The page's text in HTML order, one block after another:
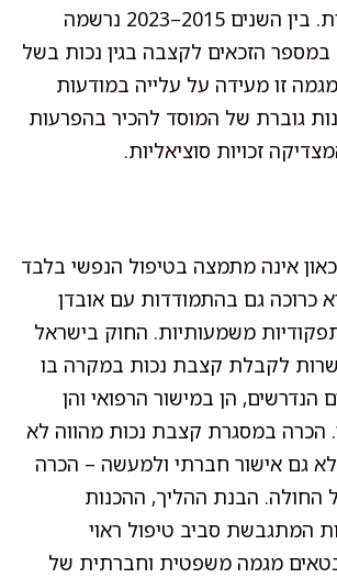
ההפרעות הנפשיות. בין השנים 2015–2023 נרשמה
עלייה של כ-40% במספר הזכאים לקצבה בגין נכות בשל
זו מעידה על עלייה במודעות
גוברת של המוסד להכיר בהפרעות
זכויות סוציאליות.
אינה מתמצה בטיפול הנפשי בלבד
כרוכה גם בהתמודדות עם אובדן
משמעותיות. החוק בישראל
לקבלת קצבת נכות במקרה בו
הנדרשים, הן במישור הרפואי והן
הכרה במסגרת קצבת נכות מהווה לא
גם אישור חברתי ולמעשה – הכרה
החולה. הבנת ההליך, ההכנות
המתגבשת סביב טיפול ראוי
מגמה משפטית וחברתית של